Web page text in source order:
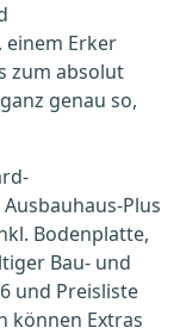
einem Erker
zum absolut
genau so,
Plus
Bodenplatte,
Bau- und
und Preisliste
können Extras